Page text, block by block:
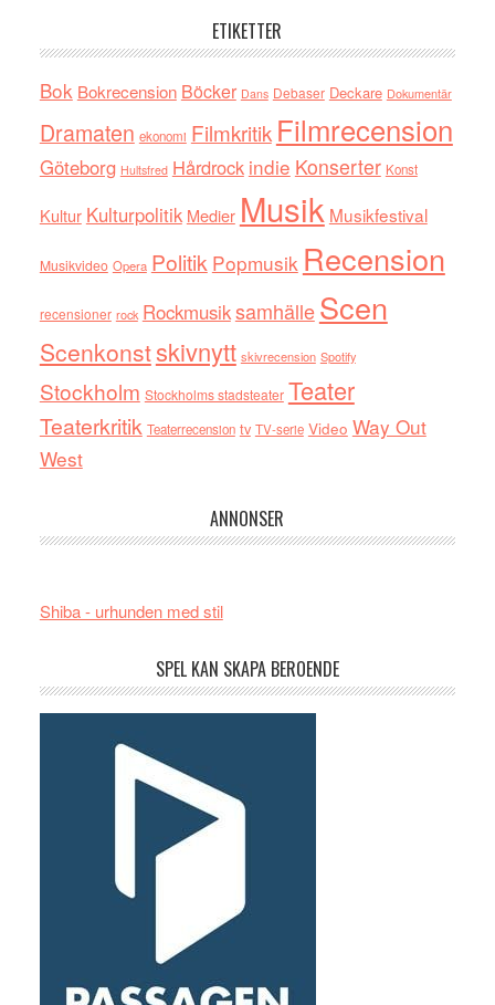
ETIKETTER
Bok Bokrecension Böcker Dans Debaser Deckare Dokumentär
Dramaten ekonomi Filmkritik Filmrecension
Göteborg Hultsfred Hårdrock indie Konserter Konst
Kultur Kulturpolitik Medier Musik Musikfestival
Musikvideo Opera Politik Popmusik Recension
recensioner rock RockmusiksamhälleScen
Scenkonstskivnytt skivrecension Spotify
Stockholm Stockholms stadsteater Teater
Teaterkritik Teaterrecension tv TV-serie Video Way Out
West
ANNONSER
Shiba - urhunden med stil
SPEL KAN SKAPA BEROENDE